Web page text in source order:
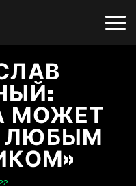
МОЖЕТ
ЛЮБЫМ